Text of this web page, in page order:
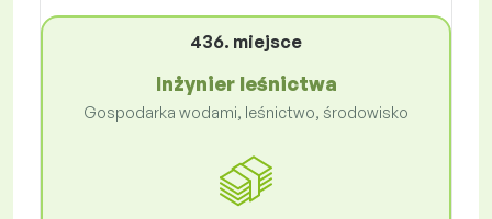
436. miejsce
Inżynier leśnictwa
Gospodarka wodami, leśnictwo, środowisko